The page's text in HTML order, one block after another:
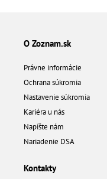
O Zoznam.sk
Právne informácie
Ochrana súkromia
Nastavenie súkromia
Kariéra u nás
Napíšte nám
Nariadenie DSA
Kontakty